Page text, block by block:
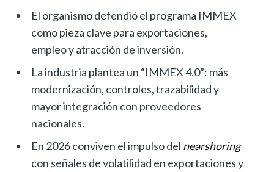
El organismo defendió el programa IMMEX
como pieza clave para exportaciones,
empleo y atracción de inversión.
La industria plantea un “IMMEX 4.0”: más
modernización, controles, trazabilidad y
mayor integración con proveedores
nacionales.
En 2026 conviven el impulso del nearshoring
con señales de volatilidad en exportaciones y